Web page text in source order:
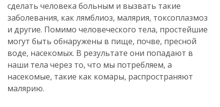
сделать человека больным и вызвать такие
заболевания, как лямблиоз, малярия, токсоплазмоз
и другие. Помимо человеческого тела, простейшие
могут быть обнаружены в пище, почве, пресной
воде, насекомых. В результате они попадают в
наши тела через то, что мы потребляем, а
насекомые, такие как комары, распространяют
малярию.